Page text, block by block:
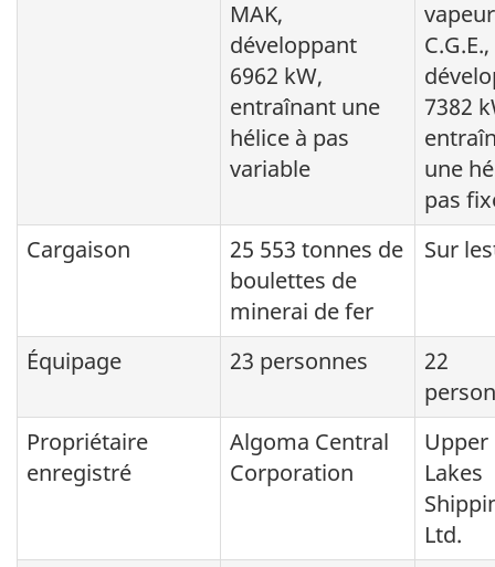
MAK,
développant
6962 kW,
entraînant une
hélice à pas
variable
vapeur
C.G.E.,
7382
une
pas
Cargaison
25 553 tonnes de
boulettes de
minerai de fer
Sur
Équipage 23 personnes
22
Propriétaire
enregistré
Algoma Central
Corporation
Upper
Lakes
Ltd.